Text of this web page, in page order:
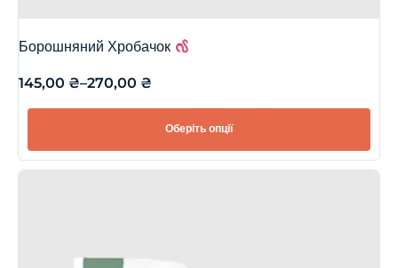
Борошняний Хробачок
145,00 ₴–270,00 ₴
Оберіть опції